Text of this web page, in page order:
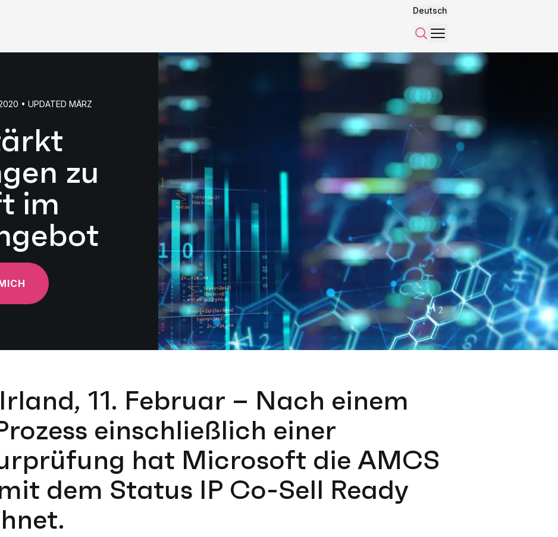
Deutsch
Suchen
Menü
• UPDATED MÄRZ
zu
im
11. Februar – Nach einem
einschließlich einer
hat Microsoft die AMCS
dem Status IP Co-Sell Ready